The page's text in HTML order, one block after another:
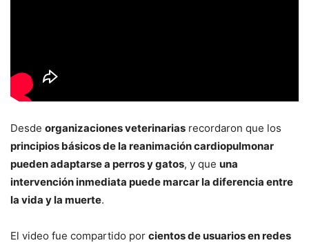
Desde organizaciones veterinarias recordaron que los
principios básicos de la reanimación cardiopulmonar
pueden adaptarse a perros y gatos, y que una
intervención inmediata puede marcar la diferencia entre
la vida y la muerte.
El video fue compartido por cientos de usuarios en redes